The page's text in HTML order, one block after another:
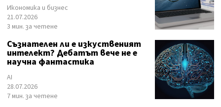
Икономика и бизнес
21.07.2026
3 мин. за четене
Съзнателен ли е изкуственият
интелект? Дебатът вече не е
научна фантастика
AI
28.07.2026
7 мин. за четене